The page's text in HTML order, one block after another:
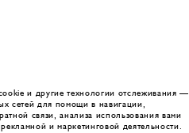
и другие технологии отслеживания —
сетей для помощи в навигации,
связи, анализа использования вами
и маркетинговой деятельности.